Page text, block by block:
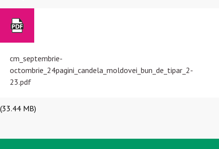
cm_septembrie-
octombrie_24pagini_candela_moldovei_bun_de_tipar_2-
23.pdf
(33.44 MB)